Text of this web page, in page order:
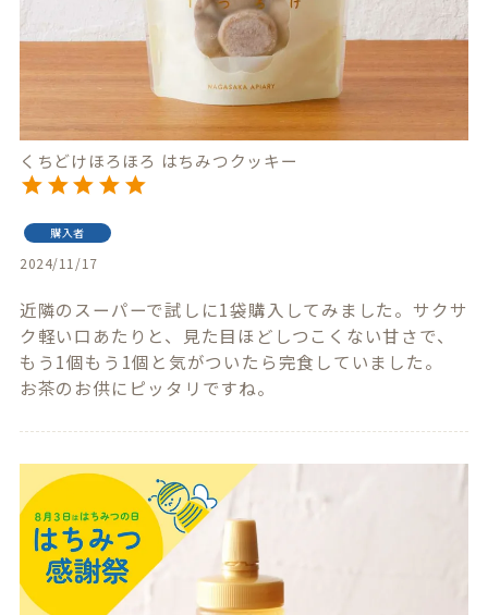
くちどけほろほろ はちみつクッキー
購入者
2024/11/17
近隣のスーパーで試しに1袋購入してみました。サクサ
ク軽い口あたりと、見た目ほどしつこくない甘さで、
もう1個もう1個と気がついたら完食していました。
お茶のお供にピッタリですね。